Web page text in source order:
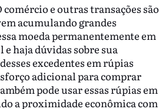
e outras transações são
acumulando grandes
moeda permanentemente em
haja dúvidas sobre sua
excedentes em rúpias
adicional para comprar
pode usar essas rúpias em
a proximidade econômica com